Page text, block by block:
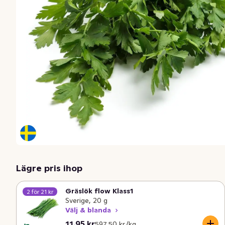
Lägre pris ihop
2 för 21 kr
Gräslök flow Klass1
Sverige, 20 g
Välj & blanda
Nuvarande pris är: 11,95 kr
Styckpris: 597,50 kr /kg